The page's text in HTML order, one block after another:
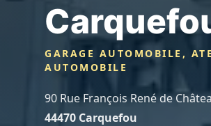
GARAGE AUTOMOBILE,
AUTOMOBILE
90 Rue François René de
44470 Carquefou